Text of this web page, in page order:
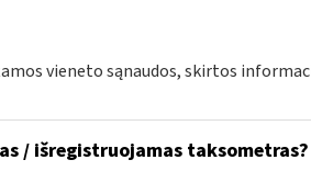
vieneto sąnaudos, skirtos
/ išregistruojamas taksometras?